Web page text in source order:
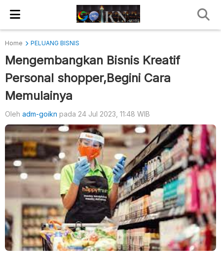
Home PELUANG BISNIS
Mengembangkan Bisnis Kreatif
Personal shopper,Begini Cara
Memulainya
Oleh adm-goikn pada 24 Jul 2023, 11:48 WIB